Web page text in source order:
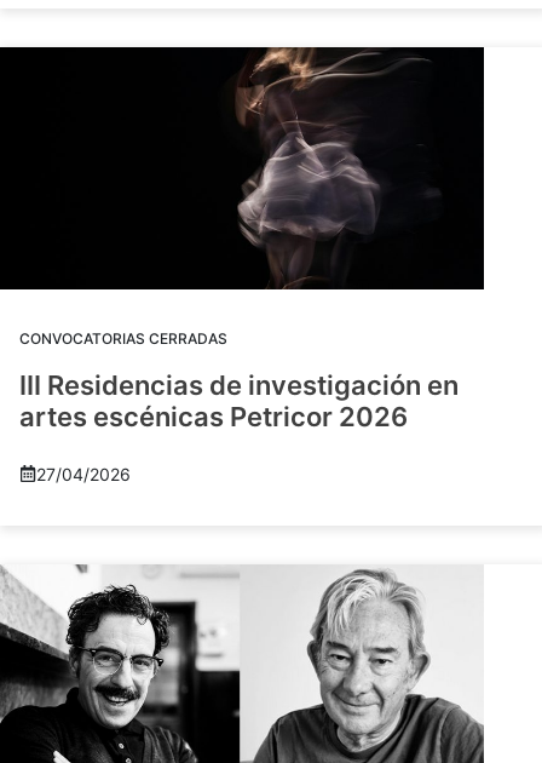
CONVOCATORIAS CERRADAS
III Residencias de investigación en
artes escénicas Petricor 2026
27/04/2026